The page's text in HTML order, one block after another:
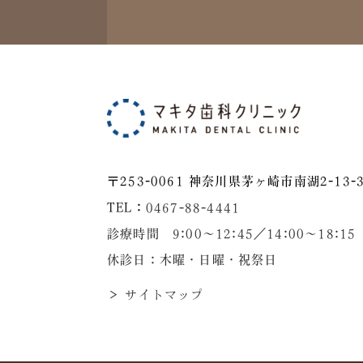
〒253-0061 神奈川県茅ヶ崎市南湖2-13-
TEL： 0467-88-4441
診療時間 9:00～12:45／14:00〜18:15
休診日：木曜・日曜・祝祭日
＞ サイトマップ